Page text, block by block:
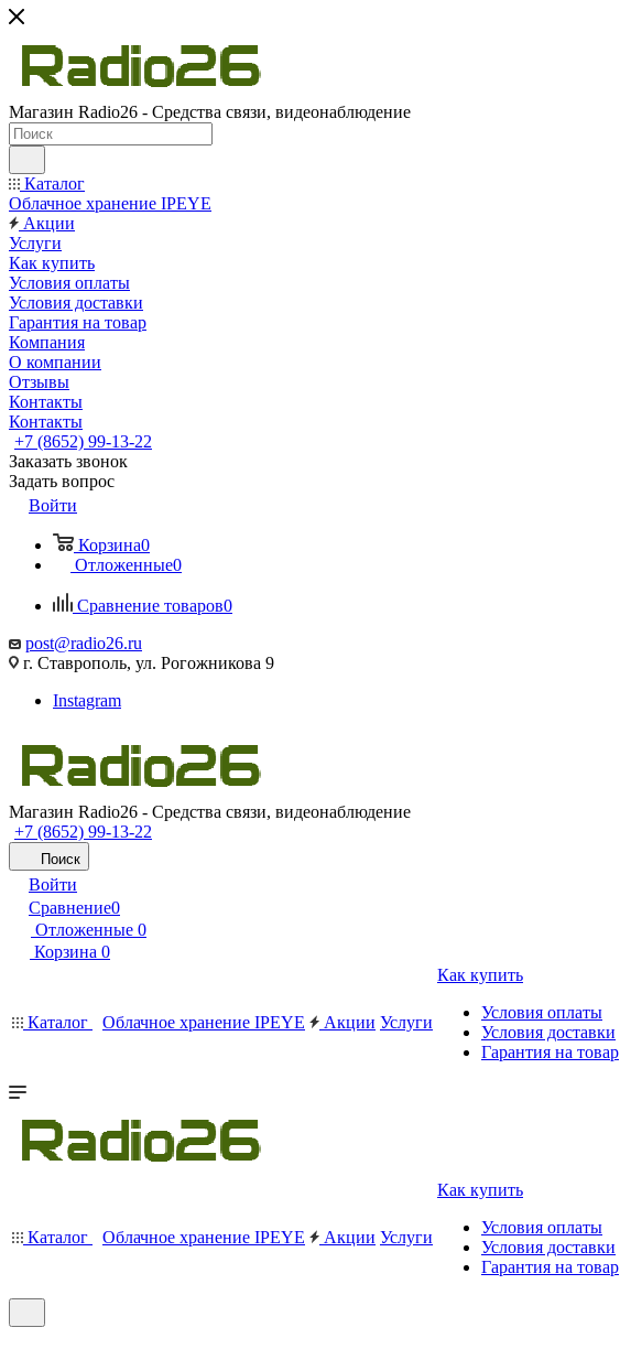
Магазин Radio26 - Средства связи, видеонаблюдение
Каталог
Облачное хранение IPEYE
Акции
Услуги
Как купить
Условия оплаты
Условия доставки
Гарантия на товар
Компания
О компании
Отзывы
Контакты
Контакты
+7 (8652) 99-13-22
Заказать звонок
Задать вопрос
Войти
Корзина0
Отложенные0
Сравнение товаров0
post@radio26.ru
г. Ставрополь, ул. Рогожникова 9
Instagram
Магазин Radio26 - Средства связи, видеонаблюдение
+7 (8652) 99-13-22
Поиск
Войти
Сравнение0
Отложенные 0
Корзина 0
Каталог Облачное хранение IPEYE Акции Услуги
Как купить
Условия оплаты
Условия доставки
Гарантия на товар
Каталог Облачное хранение IPEYE Акции Услуги
Как купить
Условия оплаты
Условия доставки
Гарантия на товар